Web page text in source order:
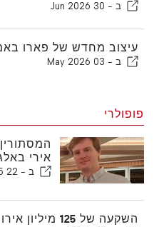
ב - 30 Jun 2026
עיצוב מחדש של פארו
ב - 03 May 2026
פופולרי
אירי
ב - 22 Aug 2025
השקעה של 125 מיליון אירו בפיתוח אלגרבה